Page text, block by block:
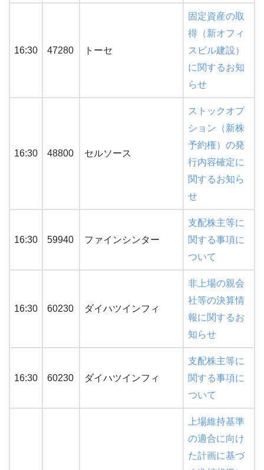
16:30 47280 トーセ
固定資産の取
得（新オフィ
スビル建設）
に関するお知
らせ
16:30 48800 セルソース
ストックオプ
ション（新株
予約権）の発
行内容確定に
関するお知ら
せ
16:30 59940 ファインシンター
支配株主等に
関する事項に
ついて
16:30 60230 ダイハツインフィ
非上場の親会
社等の決算情
報に関するお
知らせ
16:30 60230 ダイハツインフィ
支配株主等に
関する事項に
ついて
上場維持基準
の適合に向け
た計画に基づ